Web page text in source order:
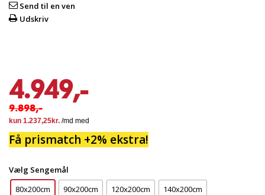
Send til en ven
Udskriv
4.949,-
9.898,-
Få prismatch +2% ekstra!
Vælg Sengemål
80x200cm
90x200cm 120x200cm 140x200cm